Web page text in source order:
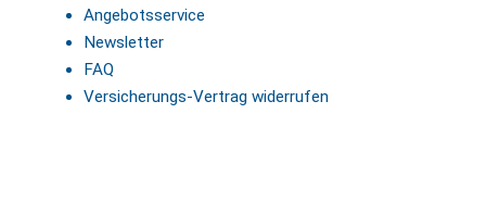
Angebotsservice
Newsletter
FAQ
Versicherungs-Vertrag widerrufen